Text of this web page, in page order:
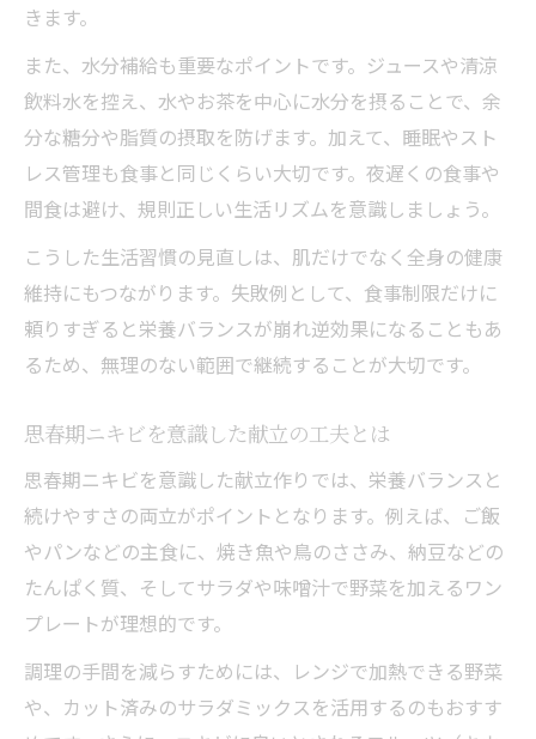
思春期ニキビ予防を食事で無理なく継続す
習慣化しやすい思春期ニキビ対策の食事例
思春期ニキビを落ち着かせる食事法のまと
きます。
また、水分補給も重要なポイントです。ジュースや清涼
飲料水を控え、水やお茶を中心に水分を摂ることで、余
分な糖分や脂質の摂取を防げます。加えて、睡眠やスト
レス管理も食事と同じくらい大切です。夜遅くの食事や
間食は避け、規則正しい生活リズムを意識しましょう。
こうした生活習慣の見直しは、肌だけでなく全身の健康
維持にもつながります。失敗例として、食事制限だけに
頼りすぎると栄養バランスが崩れ逆効果になることもあ
るため、無理のない範囲で継続することが大切です。
思春期ニキビを意識した献立の工夫とは
思春期ニキビを意識した献立作りでは、栄養バランスと
続けやすさの両立がポイントとなります。例えば、ご飯
やパンなどの主食に、焼き魚や鳥のささみ、納豆などの
たんぱく質、そしてサラダや味噌汁で野菜を加えるワン
プレートが理想的です。
調理の手間を減らすためには、レンジで加熱できる野菜
や、カット済みのサラダミックスを活用するのもおすす